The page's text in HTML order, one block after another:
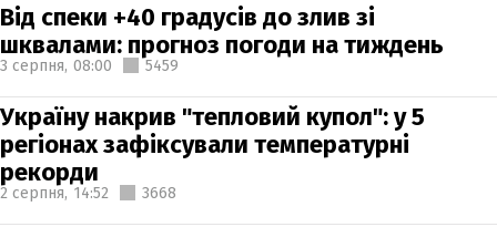
Від спеки +40 градусів до злив зі
шквалами: прогноз погоди на тиждень
3 серпня, 08:00 5459
Україну накрив "тепловий купол": у 5
регіонах зафіксували температурні
рекорди
2 серпня, 14:52 3668